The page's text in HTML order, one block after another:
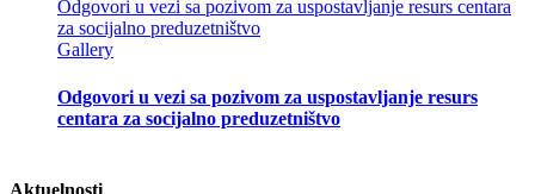
Odgovori u vezi sa pozivom za uspostavljanje resurs centara
za socijalno preduzetništvo
Gallery
Odgovori u vezi sa pozivom za uspostavljanje resurs
centara za socijalno preduzetništvo
Aktuelnosti